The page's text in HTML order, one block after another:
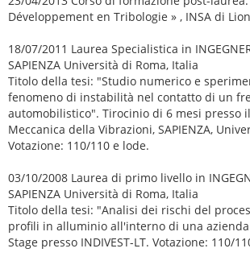
Développement en Tribologie » , INSA di
18/07/2011 Laurea Specialistica in
SAPIENZA Università di Roma, Italia
Titolo della tesi: "Studio numerico e
fenomeno di instabilità nel contatto di un
automobilistico". Tirocinio di 6 mesi presso
Meccanica della Vibrazioni, SAPIENZA,
Votazione: 110/110 e lode.
03/10/2008 Laurea di primo livello in
SAPIENZA Università di Roma, Italia
Titolo della tesi: "Analisi dei rischi del
profili in alluminio all'interno di una
Stage presso INDIVEST-LT. Votazione: 110/